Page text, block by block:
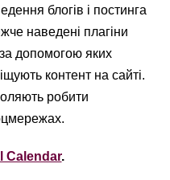
блогів і постинга
наведені плагіни
допомогою яких
контент на сайті.
робити
Calendar.